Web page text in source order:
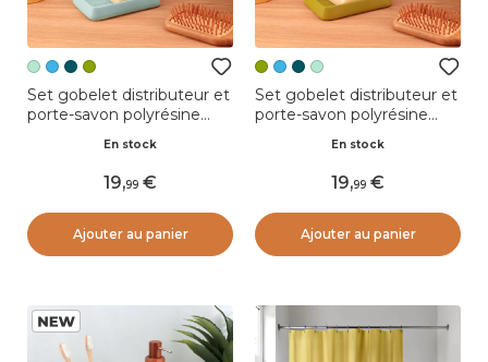
Set gobelet distributeur et
porte-savon polyrésine
En stock
19,99
Ajouter au panier
Set gobelet distributeur et
porte-savon polyrésine
En stock
19,99
Ajouter au panier